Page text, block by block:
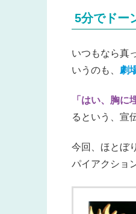
5分でドー
いつもなら真
いうのも、 劇
「はい、胸に
るという、宣
今回、ほとぼ
パイアクショ